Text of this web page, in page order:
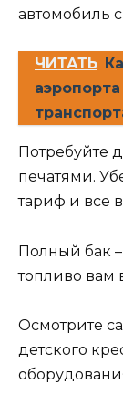
автомобиль
ЧИТАТЬ
Потребуйте
печатями.
тариф и все
Полный бак
топливо вам
Осмотрите
детского